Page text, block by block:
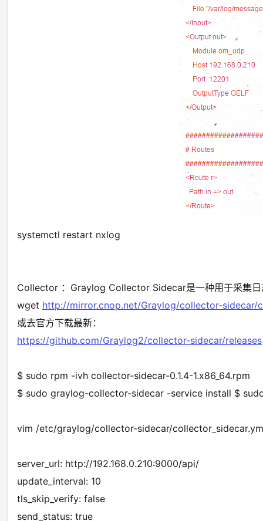
systemctl restart nxlog
Collector ：Graylog Collector Sidecar是一种用于采集日
wget http://mirror.cnop.net/Graylog/collector-sidecar/
或去官方下载最新：
https://github.com/Graylog2/collector-sidecar/releases
$ sudo rpm -ivh collector-sidecar-0.1.4-1.x86_64.rpm
$ sudo graylog-collector-sidecar -service install $
vim /etc/graylog/collector-sidecar/
server_url: http://192.168.0.210:9000/api/
update_interval: 10
tls_skip_verify: false
send_status: true